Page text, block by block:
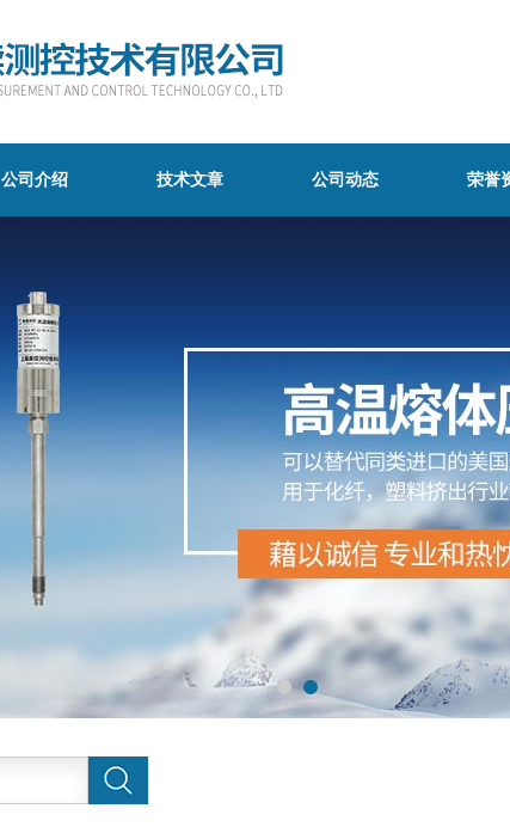
公司介绍 技术文章 公司动态 荣誉